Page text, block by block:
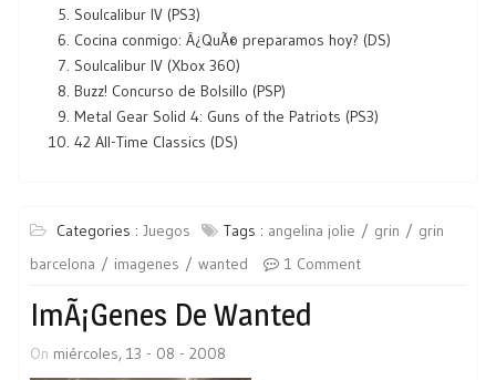
Soulcalibur IV (PS3)
Cocina conmigo: Â¿QuÃ© preparamos hoy? (DS)
Soulcalibur IV (Xbox 360)
Buzz! Concurso de Bolsillo (PSP)
Metal Gear Solid 4: Guns of the Patriots (PS3)
42 All-Time Classics (DS)
Categories : Juegos Tags : angelina jolie grin
grin
barcelona
imagenes wanted 1 Comment
ImÃ¡genes De Wanted
On miércoles, 13 - 08 - 2008